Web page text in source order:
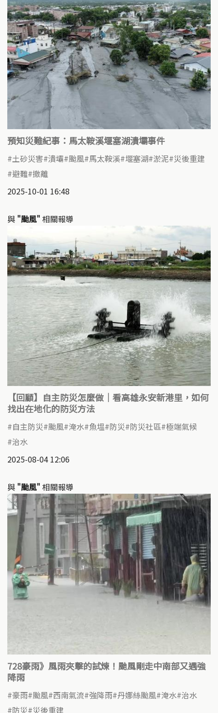
預知災難紀事：馬太鞍溪堰塞湖潰壩事件
土砂災害 潰壩 颱風 馬太鞍溪 堰塞湖 淤泥 災後重建
避難 撤離
2025-10-01 16:48
與 "颱風" 相關報導
【回顧】自主防災怎麼做｜看高雄永安新港里，如何
找出在地化的防災方法
自主防災 颱風 淹水 魚塭 防災 防災社區 極端氣候
治水
2025-08-04 12:06
與 "颱風" 相關報導
728豪雨》風雨夾擊的試煉！颱風剛走中南部又遇強
降雨
豪雨 颱風 西南氣流 強降雨 丹娜絲颱風 淹水 治水
防災 災後重建